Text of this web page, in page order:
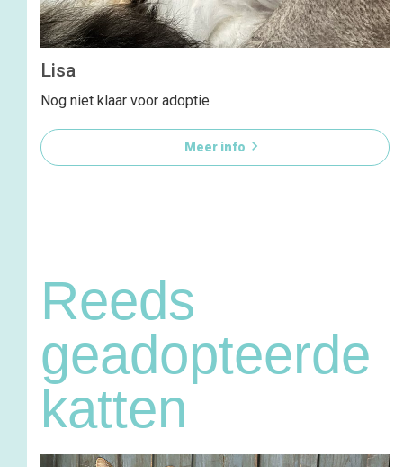
Lisa
Nog niet klaar voor adoptie
Meer info 
Reeds
geadopteerde
katten